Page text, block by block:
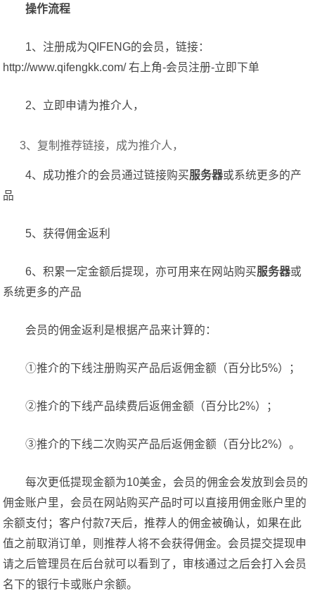
操作流程
1、注册成为QIFENG的会员，链接：
http://www.qifengkk.com/ 右上角-会员注册-立即下单
2、立即申请为推介人，
3、复制推荐链接，成为推介人，
4、成功推介的会员通过链接购买服务器或系统更多的产
品
5、获得佣金返利
6、积累一定金额后提现，亦可用来在网站购买服务器或
系统更多的产品
会员的佣金返利是根据产品来计算的：
①推介的下线注册购买产品后返佣金额（百分比5%）；
②推介的下线产品续费后返佣金额（百分比2%）；
③推介的下线二次购买产品后返佣金额（百分比2%）。
每次更低提现金额为10美金，会员的佣金会发放到会员的
佣金账户里，会员在网站购买产品时可以直接用佣金账户里的
余额支付；客户付款7天后，推荐人的佣金被确认，如果在此
值之前取消订单，则推荐人将不会获得佣金。会员提交提现申
请之后管理员在后台就可以看到了，审核通过之后会打入会员
名下的银行卡或账户余额。